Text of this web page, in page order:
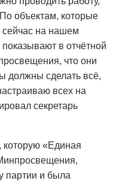
объектам, которые
сейчас на нашем
в отчётной
что они
должны сделать всё,
всех на
секретарь
«Единая
партии и была